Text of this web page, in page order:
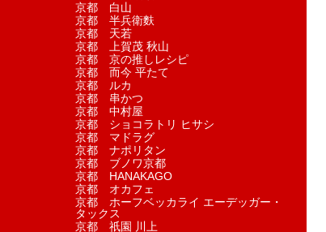
京都 白山
京都 半兵衛麩
京都 天若
京都 上賀茂 秋山
京都 京の推しレシピ
京都 而今 平たて
京都 ルカ
京都 串かつ
京都 中村屋
京都 ショコラトリ ヒサシ
京都 マドラグ
京都 ナポリタン
京都 ブノワ京都
京都 HANAKAGO
京都 オカフェ
京都 ホーフベッカライ エーデッガー・
タックス
京都 祇園 川上